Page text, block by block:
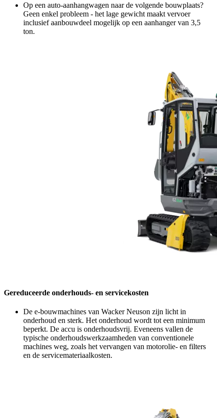
Op een auto-aanhangwagen naar de volgende bouwplaats?
Geen enkel probleem - het lage gewicht maakt vervoer
inclusief aanbouwdeel mogelijk op een aanhanger van 3,5
ton.
Gereduceerde onderhouds- en servicekosten
De e-bouwmachines van Wacker Neuson zijn licht in
onderhoud en sterk. Het onderhoud wordt tot een minimum
beperkt. De accu is onderhoudsvrij. Eveneens vallen de
typische onderhoudswerkzaamheden van conventionele
machines weg, zoals het vervangen van motorolie- en filters
en de servicemateriaalkosten.